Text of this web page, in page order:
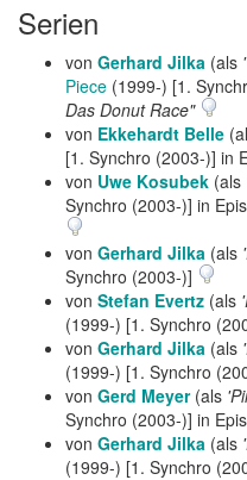
Serien
von Gerhard Jilka (als
Piece (1999-) [1.
Das Donut Race"
von Ekkehardt Belle
[1. Synchro (2003-)] in
von Uwe Kosubek (als
Synchro (2003-)] in
von Gerhard Jilka (als
Synchro (2003-)]
von Stefan Evertz (als
(1999-) [1. Synchro
von Gerhard Jilka (als
(1999-) [1. Synchro
von Gerd Meyer(als
Synchro (2003-)] in
von Gerhard Jilka (als
(1999-) [1. Synchro